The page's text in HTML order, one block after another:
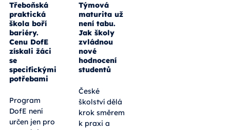
Třeboňská
praktická
škola boří
bariéry.
Cenu DofE
získali žáci
se
specifickými
potřebami
Program
DofE není
určen jen pro
Týmová
maturita už
není tabu.
Jak školy
zvládnou
nové
hodnocení
studentů
České
školství dělá
krok směrem
k praxi a